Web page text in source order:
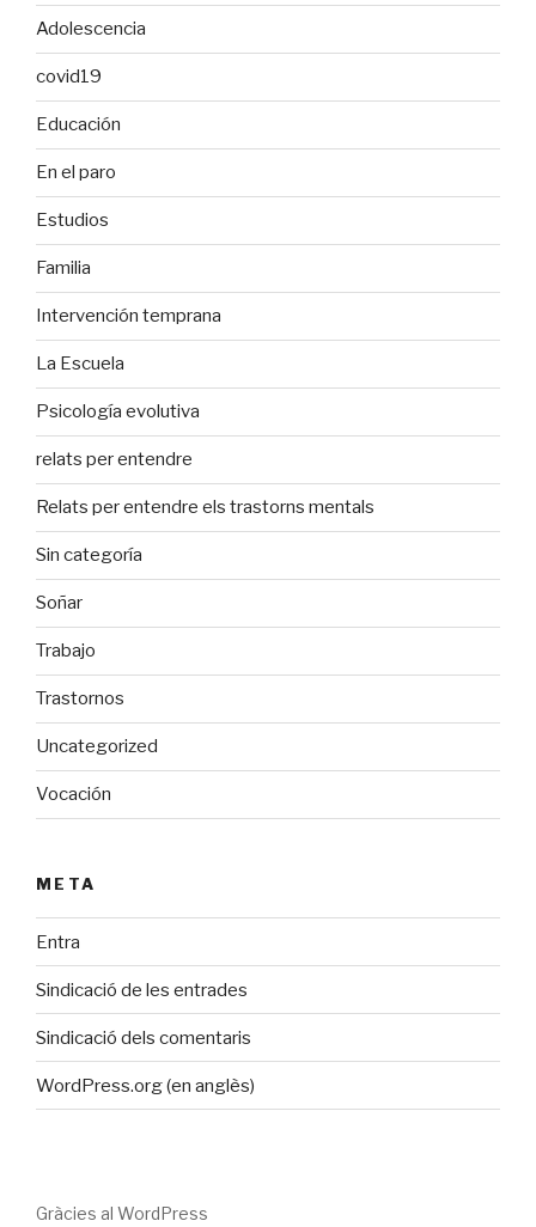
Adolescencia
covid19
Educación
En el paro
Estudios
Familia
Intervención temprana
La Escuela
Psicología evolutiva
relats per entendre
Relats per entendre els trastorns mentals
Sin categoría
Soñar
Trabajo
Trastornos
Uncategorized
Vocación
META
Entra
Sindicació de les entrades
Sindicació dels comentaris
WordPress.org (en anglès)
Gràcies al WordPress